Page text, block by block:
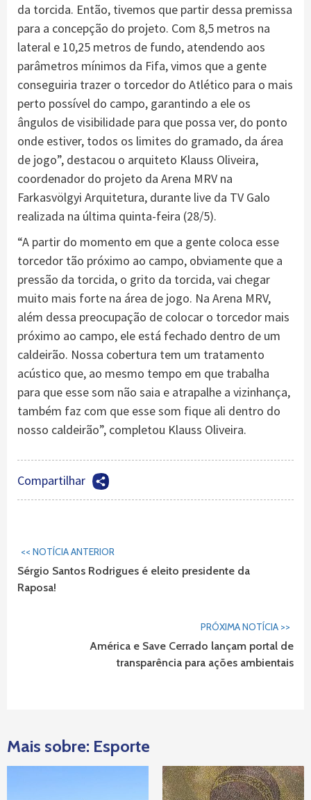
da torcida. Então, tivemos que partir dessa premissa
para a concepção do projeto. Com 8,5 metros na
lateral e 10,25 metros de fundo, atendendo aos
parâmetros mínimos da Fifa, vimos que a gente
conseguiria trazer o torcedor do Atlético para o mais
perto possível do campo, garantindo a ele os
ângulos de visibilidade para que possa ver, do ponto
onde estiver, todos os limites do gramado, da área
de jogo”, destacou o arquiteto Klauss Oliveira,
coordenador do projeto da Arena MRV na
Farkasvölgyi Arquitetura, durante live da TV Galo
realizada na última quinta-feira (28/5).
“A partir do momento em que a gente coloca esse
torcedor tão próximo ao campo, obviamente que a
pressão da torcida, o grito da torcida, vai chegar
muito mais forte na área de jogo. Na Arena MRV,
além dessa preocupação de colocar o torcedor mais
próximo ao campo, ele está fechado dentro de um
caldeirão. Nossa cobertura tem um tratamento
acústico que, ao mesmo tempo em que trabalha
para que esse som não saia e atrapalhe a vizinhança,
também faz com que esse som fique ali dentro do
nosso caldeirão”, completou Klauss Oliveira.
Compartilhar
Continuar
Lendo...
<< NOTÍCIA ANTERIOR
Sérgio Santos Rodrigues é eleito presidente da
Raposa!
PRÓXIMA NOTÍCIA >>
América e Save Cerrado lançam portal de
transparência para ações ambientais
Mais sobre: Esporte